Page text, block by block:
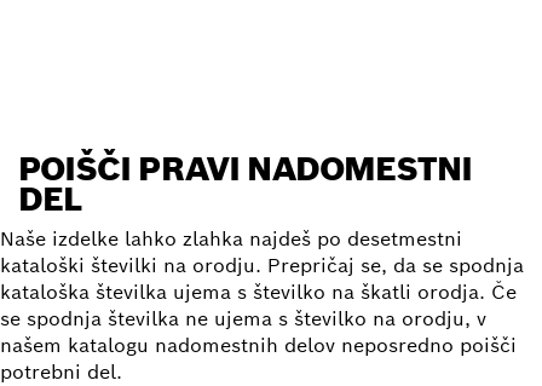
POIŠČI PRAVI NADOMESTNI
DEL
Naše izdelke lahko zlahka najdeš po desetmestni
kataloški številki na orodju. Prepričaj se, da se spodnja
kataloška številka ujema s številko na škatli orodja. Če
se spodnja številka ne ujema s številko na orodju, v
našem katalogu nadomestnih delov neposredno poišči
potrebni del.